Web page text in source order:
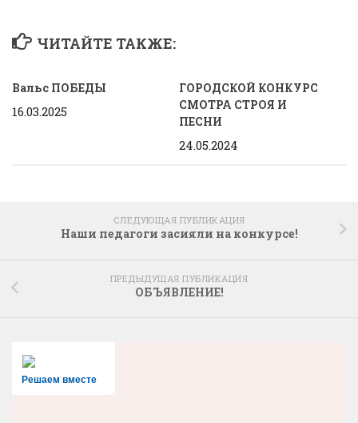
ЧИТАЙТЕ ТАКЖЕ:
Вальс ПОБЕДЫ
16.03.2025
ГОРОДСКОЙ КОНКУРС
СМОТРА СТРОЯ И
ПЕСНИ
24.05.2024
СЛЕДУЮЩАЯ ПУБЛИКАЦИЯ
Наши педагоги засияли на конкурсе!
ПРЕДЫДУЩАЯ ПУБЛИКАЦИЯ
ОБЪЯВЛЕНИЕ!
Решаем вместе